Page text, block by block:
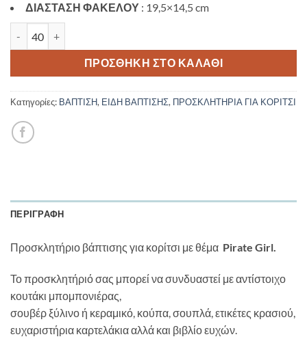
ΔΙΑΣΤΑΣΗ ΦΑΚΕΛΟΥ : 19,5×14,5 cm
ΠΡΟΣΘΉΚΗ ΣΤΟ ΚΑΛΆΘΙ
Κατηγορίες: ΒΑΠΤΙΣΗ, ΕΙΔΗ ΒΑΠΤΙΣΗΣ, ΠΡΟΣΚΛΗΤΗΡΙΑ ΓΙΑ ΚΟΡΙΤΣΙ
ΠΕΡΙΓΡΑΦΉ
Προσκλητήριο βάπτισης για κορίτσι με θέμα Pirate Girl.
Το προσκλητήριό σας μπορεί να συνδυαστεί με αντίστοιχο
κουτάκι μπομπονιέρας,
σουβέρ ξύλινο ή κεραμικό, κούπα, σουπλά, ετικέτες κρασιού,
ευχαριστήρια καρτελάκια αλλά και βιβλίο ευχών.